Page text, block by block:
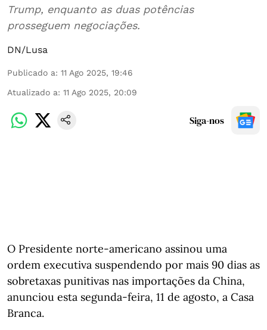
Trump, enquanto as duas potências
prosseguem negociações.
DN/Lusa
Publicado a: 11 Ago 2025, 19:46
Atualizado a: 11 Ago 2025, 20:09
Siga-nos
O Presidente norte-americano assinou uma
ordem executiva suspendendo por mais 90 dias as
sobretaxas punitivas nas importações da China,
anunciou esta segunda-feira, 11 de agosto, a Casa
Branca.